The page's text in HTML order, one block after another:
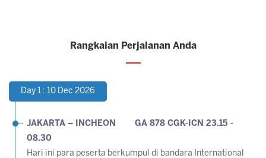
Rangkaian Perjalanan Anda
Day 1 : 10 Dec 2026
JAKARTA – INCHEON GA 878 CGK-ICN 23.15 -
08.30
Hari ini para peserta berkumpul di bandara International